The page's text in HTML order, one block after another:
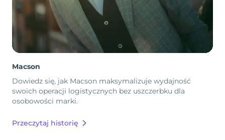
Macson
Dowiedz się, jak Macson maksymalizuje wydajność
swoich operacji logistycznych bez uszczerbku dla
osobowości marki.
Przeczytaj historię